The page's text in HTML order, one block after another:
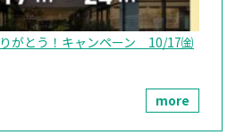
りがとう！キャンペーン 10/17㈮
more